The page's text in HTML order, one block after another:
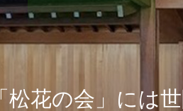
「 松花の会 」 には世